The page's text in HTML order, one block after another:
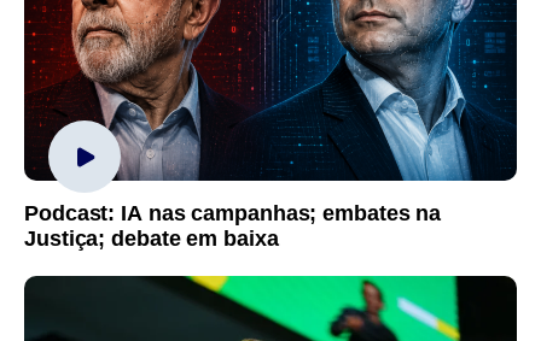
Podcast: IA nas campanhas; embates na
Justiça; debate em baixa